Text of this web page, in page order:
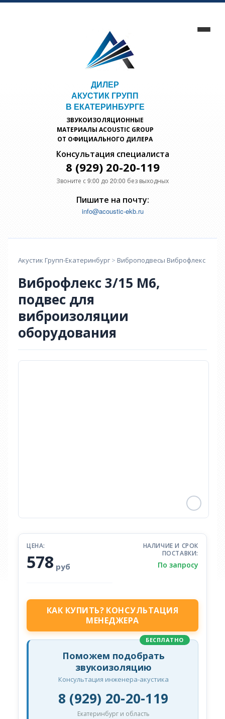
ДИЛЕР
АКУСТИК ГРУПП
В ЕКАТЕРИНБУРГЕ
ЗВУКОИЗОЛЯЦИОННЫЕ
МАТЕРИАЛЫ ACOUSTIC GROUP
ОТ ОФИЦИАЛЬНОГО ДИЛЕРА
Консультация специалиста
8 (929) 20-20-119
Звоните с 9:00 до 20:00 без выходных
Пишите на почту:
info@acoustic-ekb.ru
Акустик Групп-Екатеринбург > Виброподвесы Виброфлекс
Виброфлекс 3/15 М6,
подвес для
виброизоляции
оборудования
ЦЕНА:
578 руб
НАЛИЧИЕ И СРОК
ПОСТАВКИ:
По запросу
КАК КУПИТЬ? КОНСУЛЬТАЦИЯ
МЕНЕДЖЕРА
БЕСПЛАТНО
Поможем подобрать
звукоизоляцию
Консультация инженера-акустика
8 (929) 20-20-119
Екатеринбург и область